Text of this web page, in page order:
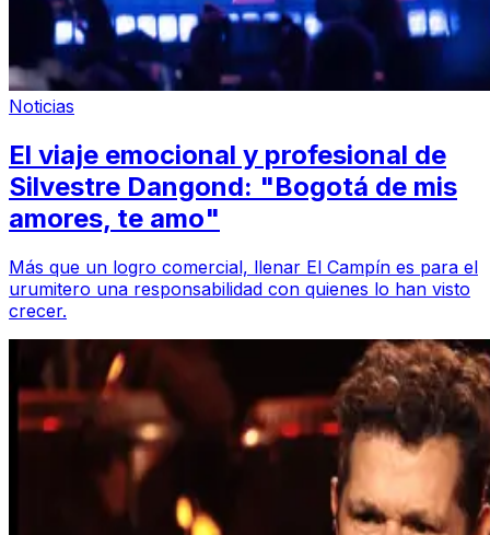
Noticias
El viaje emocional y profesional de
Silvestre Dangond: "Bogotá de mis
amores, te amo"
Más que un logro comercial, llenar El Campín es para el
urumitero una responsabilidad con quienes lo han visto
crecer.